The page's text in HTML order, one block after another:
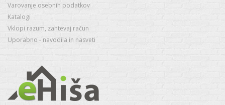
Varovanje osebnih podatkov
Katalogi
Vklopi razum, zahtevaj račun
Uporabno - navodila in nasveti